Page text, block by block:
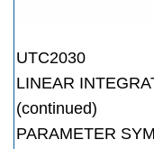
UTC2030
LINEAR
(continued)
PARAMETER